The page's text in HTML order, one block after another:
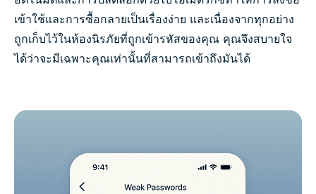
เข้าใช้และการซื้อกลายเป็นเรื่องง่าย และเนื่องจากทุกอย่าง
ถูกเก็บไว้ในห้องนิรภัยที่ถูกเข้ารหัสของคุณ คุณจึงสบายใจ
ได้ว่าจะมีเฉพาะคุณเท่านั้นที่สามารถเข้าถึงมันได้